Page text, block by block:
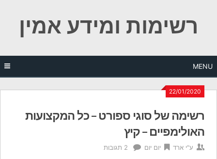
contentרשימות ומידע אמין
MENU
22/01/2020
רשימה של סוגי ספורט – כל המקצועות
האולימפיים – קיץ
ע"י ארד יום יום 2 תגובות